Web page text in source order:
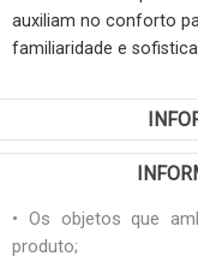
auxiliam no conforto
familiaridade e
• Os objetos que
produto;